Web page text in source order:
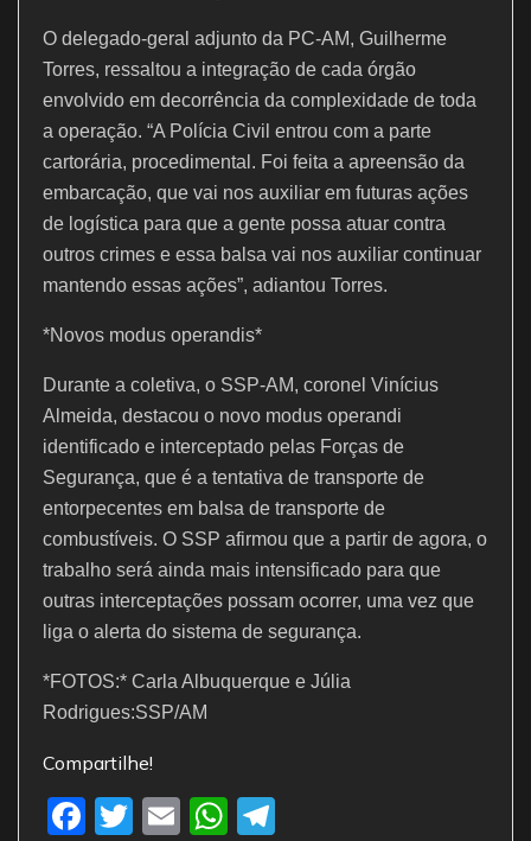
O delegado-geral adjunto da PC-AM, Guilherme
Torres, ressaltou a integração de cada órgão
envolvido em decorrência da complexidade de toda
a operação. “A Polícia Civil entrou com a parte
cartorária, procedimental. Foi feita a apreensão da
embarcação, que vai nos auxiliar em futuras ações
de logística para que a gente possa atuar contra
outros crimes e essa balsa vai nos auxiliar continuar
mantendo essas ações”, adiantou Torres.
*Novos modus operandis*
Durante a coletiva, o SSP-AM, coronel Vinícius
Almeida, destacou o novo modus operandi
identificado e interceptado pelas Forças de
Segurança, que é a tentativa de transporte de
entorpecentes em balsa de transporte de
combustíveis. O SSP afirmou que a partir de agora, o
trabalho será ainda mais intensificado para que
outras interceptações possam ocorrer, uma vez que
liga o alerta do sistema de segurança.
*FOTOS:* Carla Albuquerque e Júlia
Rodrigues:SSP/AM
Compartilhe!
F
T
E
W